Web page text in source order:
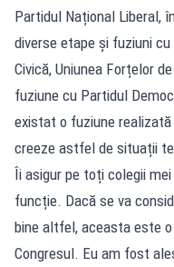
Partidul Național Liberal,
diverse etape și fuziuni
Civică, Uniunea Forțelor
fuziune cu Partidul
existat o fuziune
creeze astfel de situații
Îi asigur pe toți colegii
funcție. Dacă se va
bine altfel, aceasta este
Congresul. Eu am fost